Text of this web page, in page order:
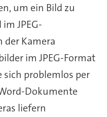
um ein Bild zu
JPEG-
Kamera
im JPEG-Format
sich problemlos per
Dokumente
liefern